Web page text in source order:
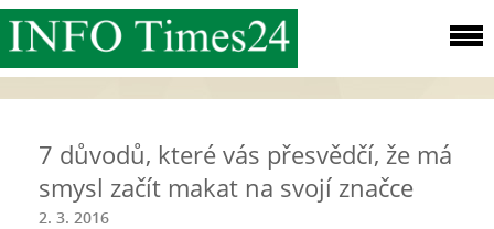
7 důvodů, které vás přesvědčí, že má
smysl začít makat na svojí značce
2. 3. 2016